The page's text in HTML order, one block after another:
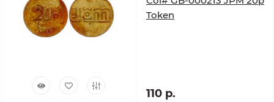
Token
110 р.